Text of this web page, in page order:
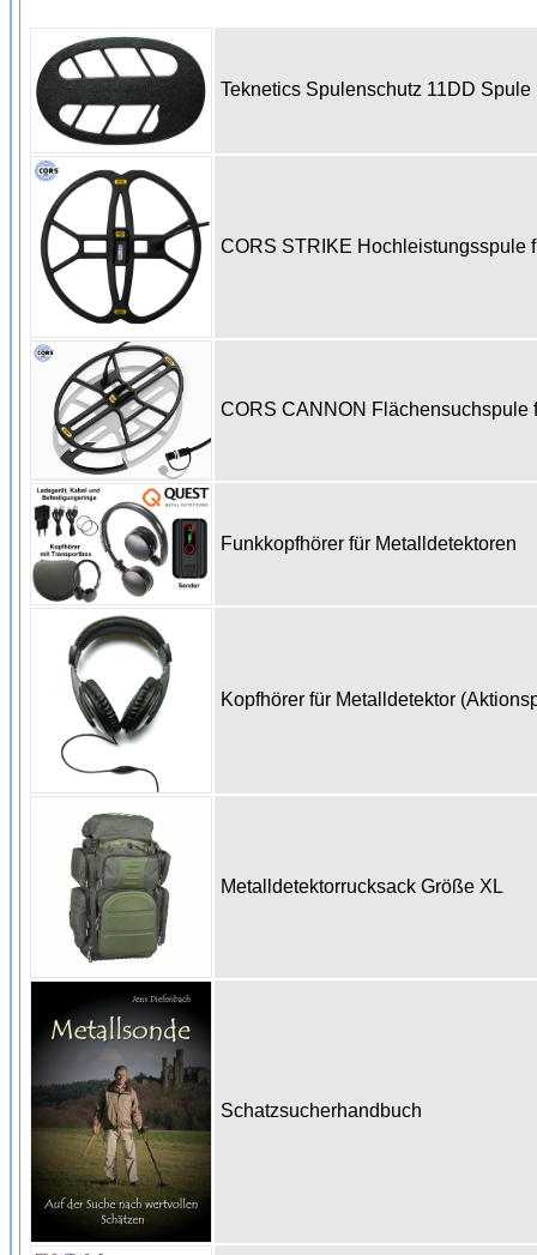
Teknetics Spulenschutz 11DD
CORS STRIKE Hochleistungsspule
CORS CANNON Flächensuchspule
Funkkopfhörer für Metalldetektoren
Kopfhörer für Metalldetektor
Metalldetektorrucksack Größe XL
Schatzsucherhandbuch